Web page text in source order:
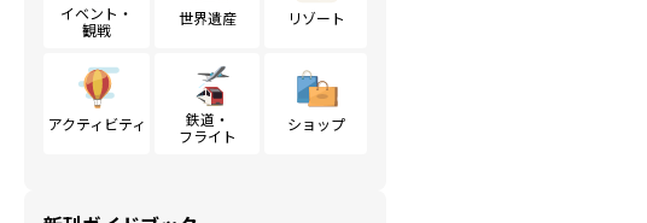
イベント・
観戦
世界遺産 リゾート
アクティビティ
鉄道・
フライト
ショップ